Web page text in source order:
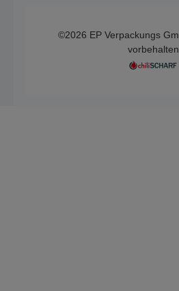
©2026 EP Verpackungs
vorbehalten